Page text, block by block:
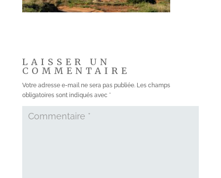
LAISSER UN
COMMENTAIRE
Votre adresse e-mail ne sera pas publiée. Les champs
obligatoires sont indiqués avec *